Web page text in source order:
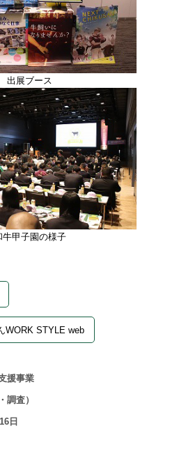
出展ブース
牛甲子園の様子
WORK STYLE web
援事業
調査）
日